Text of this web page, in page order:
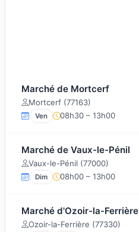
Marché de Mortcerf
Mortcerf (77163)
Ven 08h30 – 13h00
Marché de Vaux-le-Pénil
Vaux-le-Pénil (77000)
Dim 08h00 – 13h00
Marché d'Ozoir-la-Ferrière
Ozoir-la-Ferrière (77330)